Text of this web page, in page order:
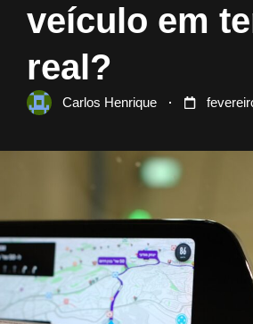
veículo em
real?
Carlos Henrique